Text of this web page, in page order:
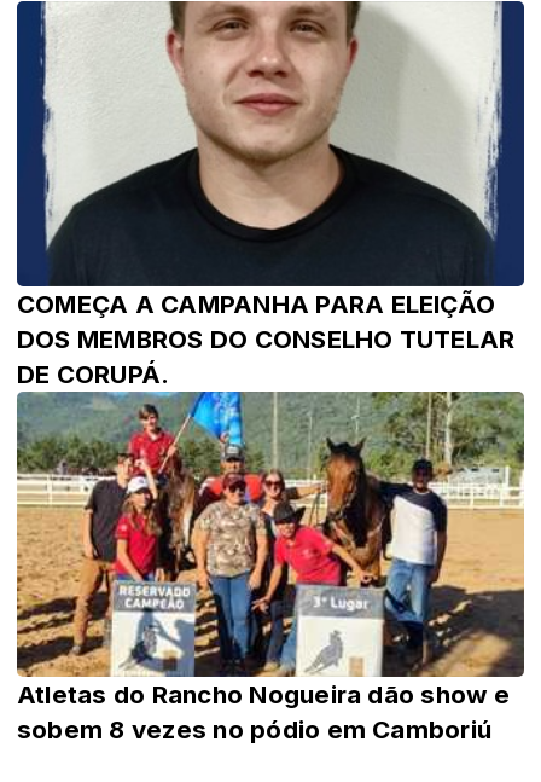
COMEÇA A CAMPANHA PARA ELEIÇÃO
DOS MEMBROS DO CONSELHO TUTELAR
DE CORUPÁ.
Atletas do Rancho Nogueira dão show e
sobem 8 vezes no pódio em Camboriú